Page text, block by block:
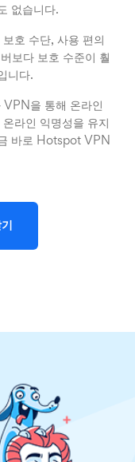
없습니다.
호 수단, 사용 편의
보다 보호 수준이 훨
니다.
VPN을 통해 온라인
라인 익명성을 유지
바로 Hotspot VPN